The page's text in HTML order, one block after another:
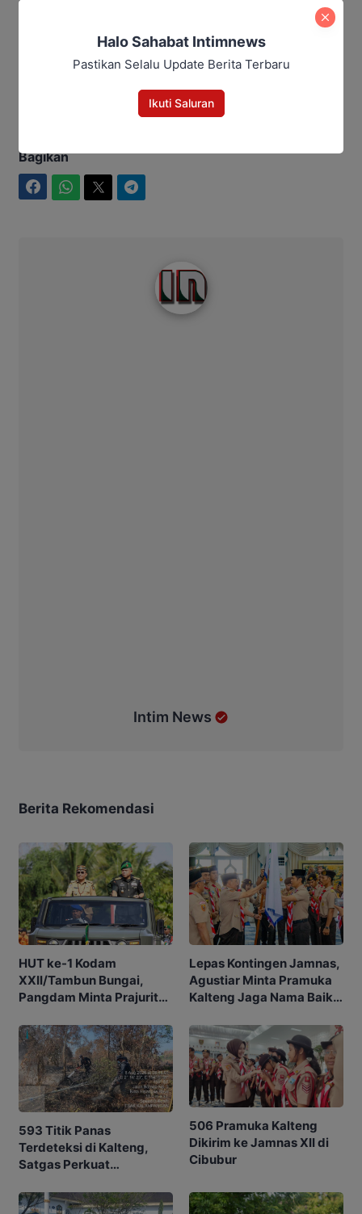
Baca Juga:
593 Titik Panas Terdeteksi di
Kalteng, Satgas Perkuat
Bagikan
Intim News
Berita Rekomendasi
HUT ke-1 Kodam
XXII/Tambun Bungai,
Pangdam Minta Prajurit
Tantangan
Lepas Kontingen Jamnas,
Agustiar Minta Pramuka
Kalteng Jaga Nama Baik
593 Titik Panas
Terdeteksi di Kalteng,
Satgas Perkuat
506 Pramuka Kalteng
Dikirim ke Jamnas XII di
Cibubur
Halo Sahabat Intimnews
Pastikan Selalu Update Berita Terbaru
Ikuti Saluran